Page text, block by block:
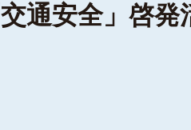
通安全」啓発